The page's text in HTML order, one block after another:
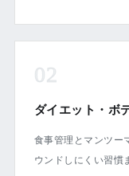
02
ダイエット・ボ
食事管理とマンツー
ウンドしにくい習慣